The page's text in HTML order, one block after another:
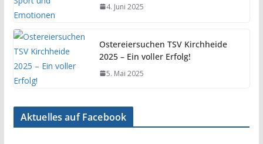
4. Juni 2025
Ostereiersuchen TSV Kirchheide
2025 – Ein voller Erfolg!
5. Mai 2025
Aktuelles auf Facebook